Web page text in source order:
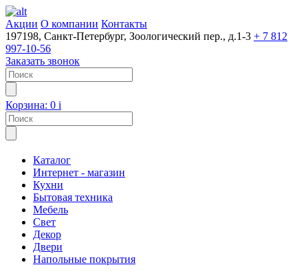
Акции О компании Контакты
197198, Санкт-Петербург, Зоологический пер., д.1-3 + 7 812
997-10-56
Заказать звонок
Корзина: 0 i
Каталог
Интернет - магазин
Кухни
Бытовая техника
Мебель
Свет
Декор
Двери
Напольные покрытия